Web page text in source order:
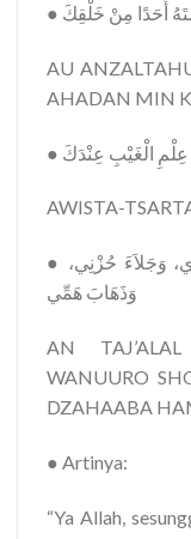
● أَحَدًا مِنْ خَلْقِكَ
AU
AHADAN MIN
● عِلْمِ الْغَيْبِ عِنْدَكَ
AWISTA-
● وَجَلاَءَ حُزْنِي،
وَذَهَابَ هَمِّي
AN
WANUURO
DZAHAABA
● Artinya:
“Ya Allah,